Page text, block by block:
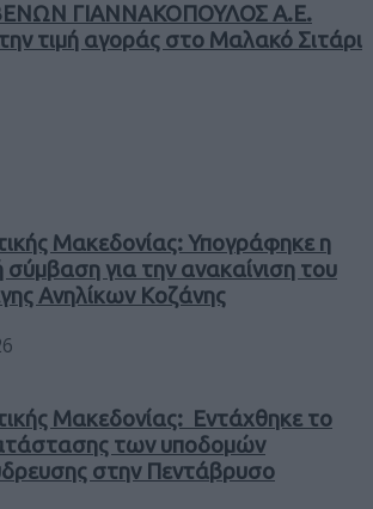
ΓΙΑΝΝΑΚΟΠΟΥΛΟΣ Α.Ε.
τιμή αγοράς στο Μαλακό Σιτάρι
Μακεδονίας: Υπογράφηκε η
για την ανακαίνιση του
Ανηλίκων Κοζάνης
Μακεδονίας: Εντάχθηκε το
των υποδομών
στην Πεντάβρυσο